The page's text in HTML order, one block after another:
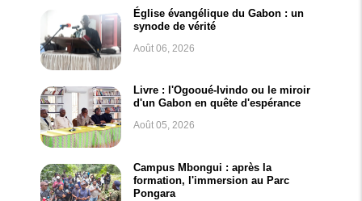
Église évangélique du Gabon : un
synode de vérité
Août 06, 2026
Livre : l'Ogooué-Ivindo ou le miroir
d'un Gabon en quête d'espérance
Août 05, 2026
Campus Mbongui : après la
formation, l'immersion au Parc
Pongara